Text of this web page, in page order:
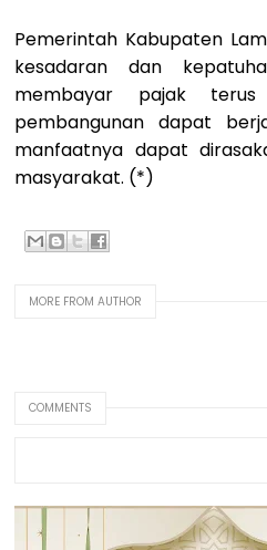
Pemerintah Kabupaten
kesadaran dan
membayar pajak terus
pembangunan dapat
manfaatnya dapat
masyarakat. (*)
MORE FROM AUTHOR
COMMENTS